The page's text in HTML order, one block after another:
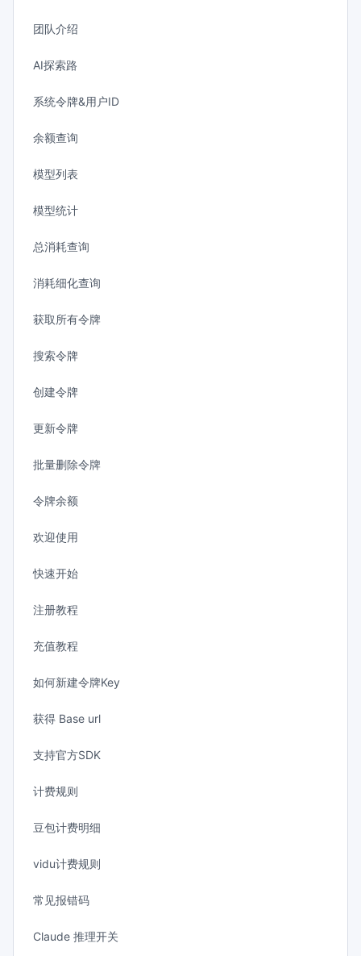
团队介绍
AI探索路
系统令牌&用户ID
余额查询
模型列表
模型统计
总消耗查询
消耗细化查询
获取所有令牌
搜索令牌
创建令牌
更新令牌
批量删除令牌
令牌余额
欢迎使用
快速开始
注册教程
充值教程
如何新建令牌Key
获得 Base url
支持官方SDK
计费规则
豆包计费明细
vidu计费规则
常见报错码
Claude 推理开关